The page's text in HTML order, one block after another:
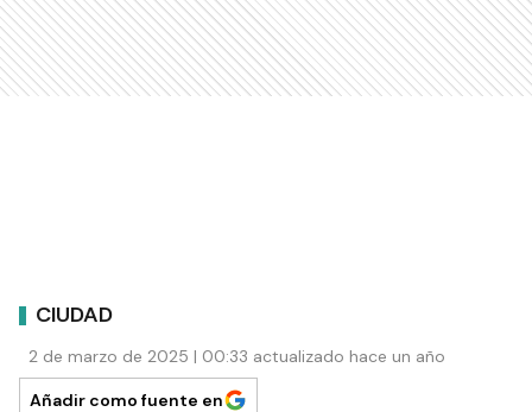
CIUDAD
2 de marzo de 2025 | 00:33 actualizado hace un año
Añadir como fuente en